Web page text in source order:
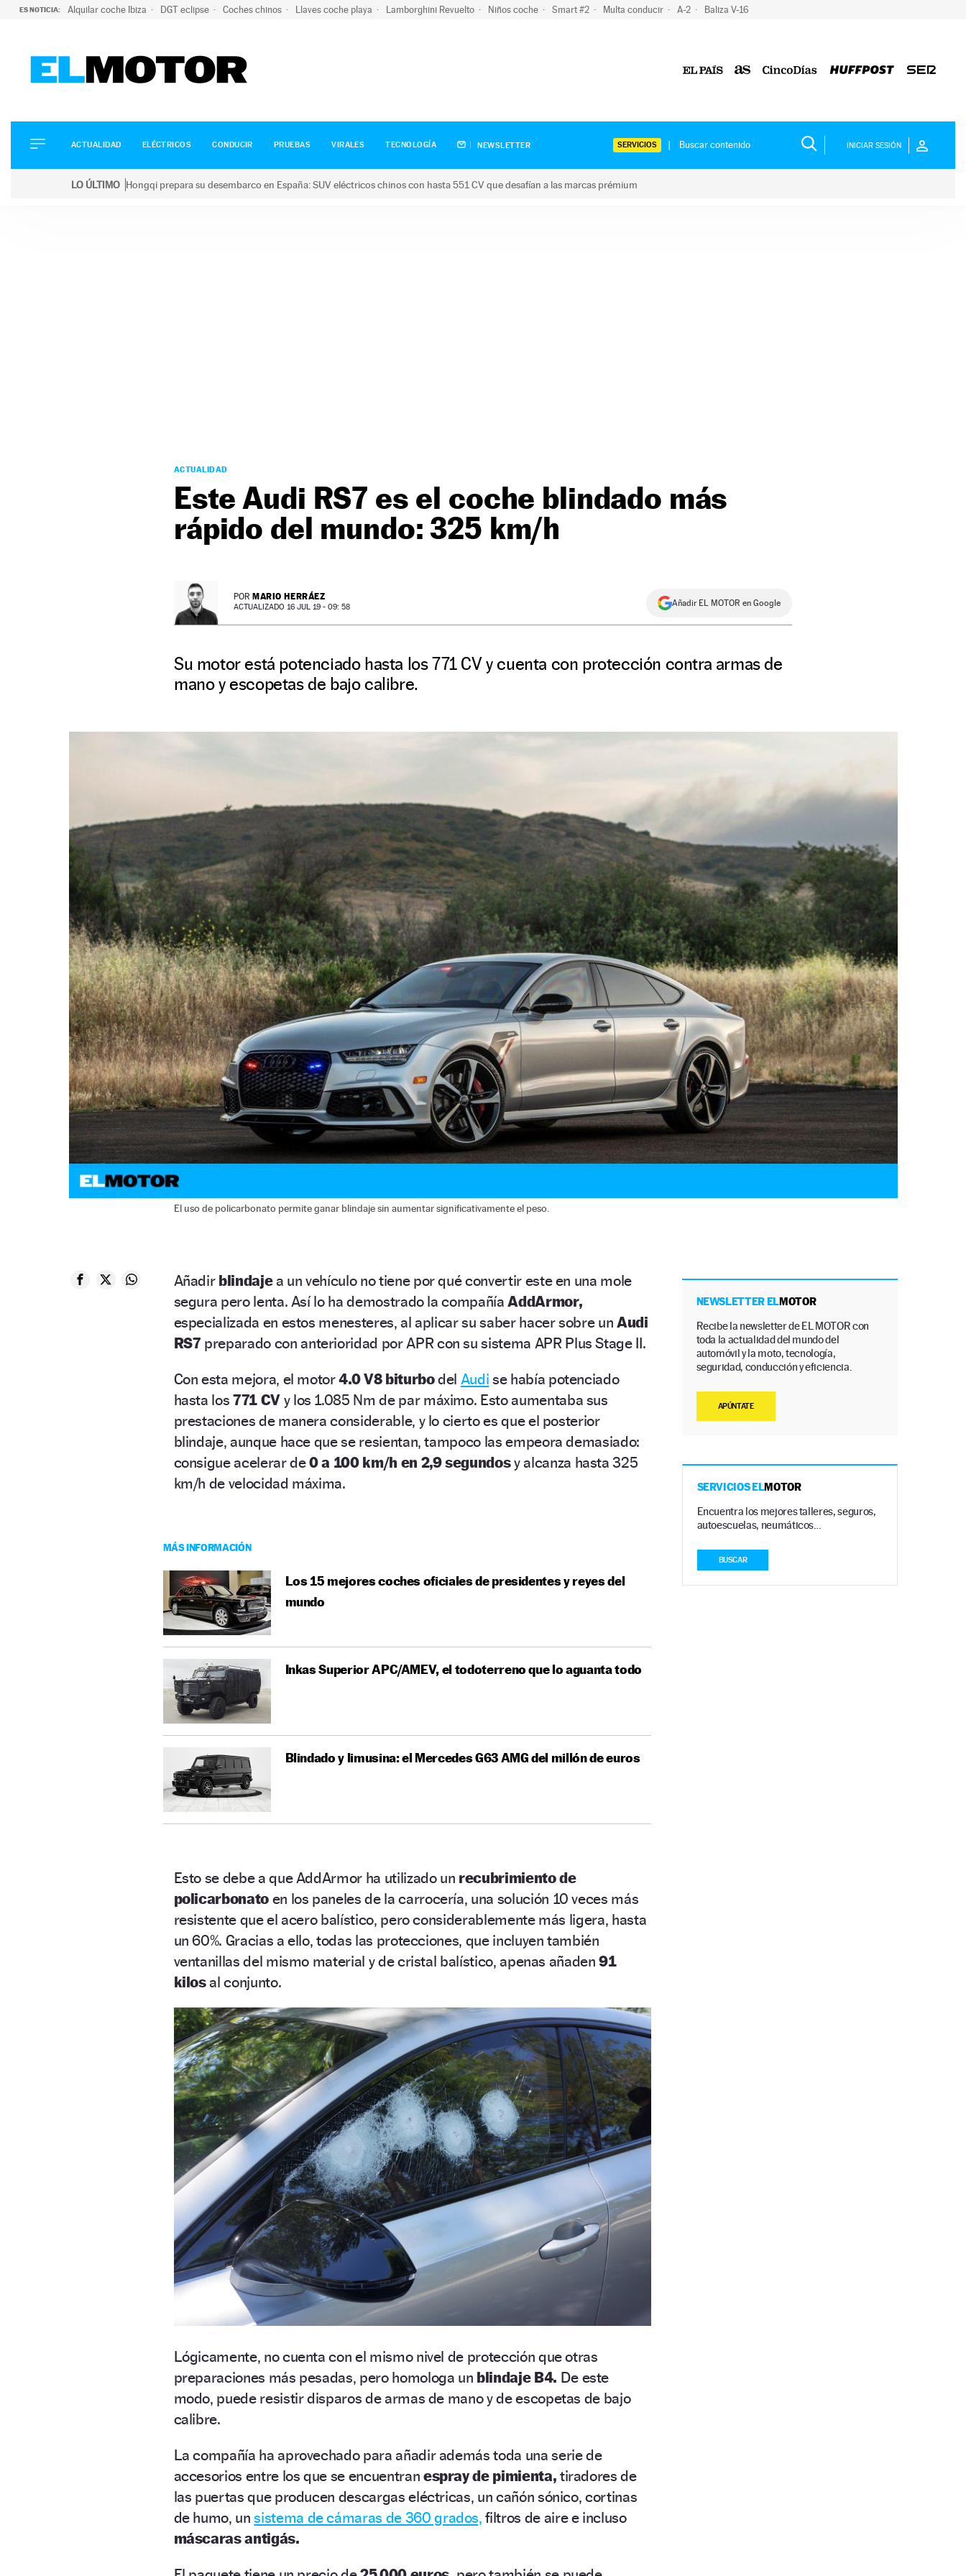
ES NOTICIA: Alquilar coche Ibiza DGT eclipse Coches chinos Llaves coche playa Lamborghini Revuelto Niños coche Smart #2 Multa conducir A-2 Baliza V-16
ELÉCTRICOS
CONDUCIR
ACTUALIDAD ELÉCTRICOS CONDUCIR PRUEBAS VIRALES TECNOLOGÍA NEWSLETTER SERVICIOS INICIAR SESIÓN
LO ÚLTIMO Hongqi prepara su desembarco en España: SUV eléctricos chinos con hasta 551 CV que desafían a las marcas prémium
ACTUALIDAD
Este Audi RS7 es el coche blindado más
rápido del mundo: 325 km/h
POR MARIO HERRÁEZ
ACTUALIZADO 16 JUL 19 - 09: 58 Añadir EL MOTOR en Google
Su motor está potenciado hasta los 771 CV y cuenta con protección contra armas de
mano y escopetas de bajo calibre.
El uso de policarbonato permite ganar blindaje sin aumentar significativamente el peso.
Añadir blindajea un vehículo no tiene por qué convertir este en una mole
segura pero lenta. Así lo ha demostrado la compañíaAddArmor,
especializada en estos menesteres, al aplicar su saber hacer sobre unAudi
RS7 preparado con anterioridad por APR con su sistema APR Plus Stage II.
Con esta mejora, el motor4.0 V8 biturbodel Audi se había potenciado
hasta los771 CVy los 1.085 Nm de par máximo. Esto aumentaba sus
prestaciones de manera considerable, y lo cierto es que el posterior
blindaje, aunque hace que se resientan, tampoco las empeora demasiado:
consigue acelerar de0 a 100 km/h en 2,9 segundosy alcanza hasta 325
km/h de velocidad máxima.
MÁS INFORMACIÓN
Los 15 mejores coches oficiales de presidentes y reyes del
mundo
Inkas Superior APC/AMEV, el todoterreno que lo aguanta todo
Blindado y limusina: el Mercedes G63 AMG del millón de euros
Esto se debe a que AddArmor ha utilizado un recubrimiento de
policarbonatoen los paneles de la carrocería, una solución 10 veces más
resistente que el acero balístico, pero considerablemente más ligera, hasta
un 60%. Gracias a ello, todas las protecciones, que incluyen también
ventanillas del mismo material y de cristal balístico, apenas añaden91
kilosal conjunto.
Lógicamente, no cuenta con el mismo nivel de protección que otras
preparaciones más pesadas, pero homologa un blindaje B4. De este
modo, puede resistir disparos de armas de mano y de escopetas de bajo
calibre.
La compañía ha aprovechado para añadir además toda una serie de
accesorios entre los que se encuentran espray de pimienta, tiradores de
las puertas que producen descargas eléctricas, un cañón sónico, cortinas
de humo, unsistema de cámaras de 360 grados, filtros de aire e incluso
máscaras antigás.
NEWSLETTER ELMOTOR
Recibe la newsletter de EL MOTOR con
toda la actualidad del mundo del
automóvil y la moto, tecnología,
seguridad, conducción y eficiencia.
APÚNTATE
SERVICIOS ELMOTOR
Encuentra los mejores talleres, seguros,
autoescuelas, neumáticos…
BUSCAR